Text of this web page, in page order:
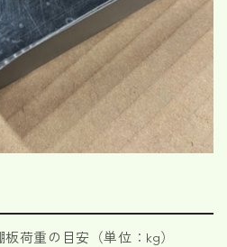
荷重の目安（単位：kg）